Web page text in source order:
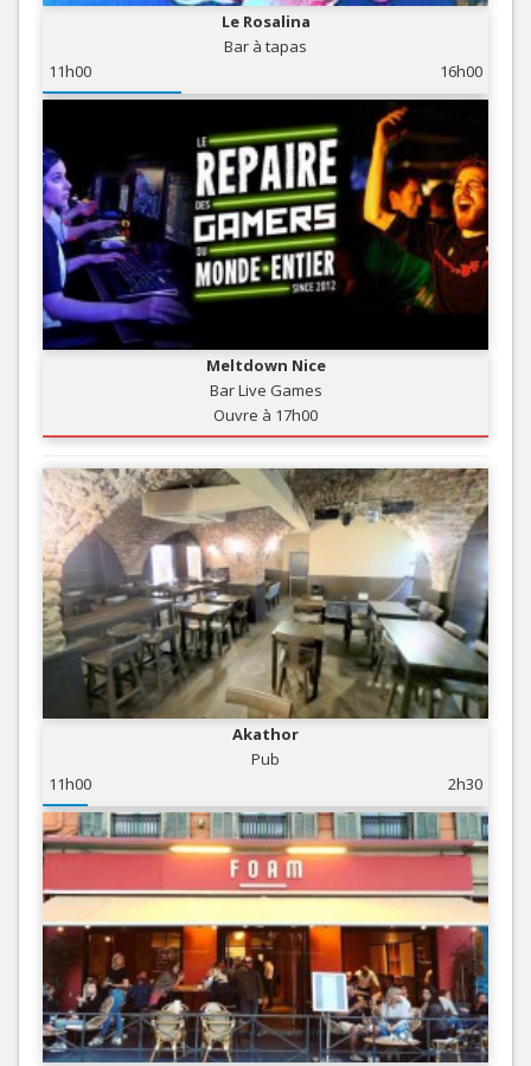
Le Rosalina
Bar à tapas
11h00
16h00
Meltdown Nice
Bar Live Games
Ouvre à 17h00
Akathor
Pub
11h00
2h30